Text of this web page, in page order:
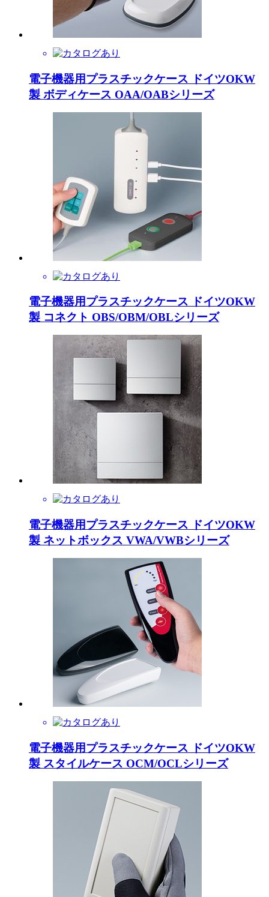
電子機器用プラスチックケース ドイツOKW
製 ボディケース OAA/OABシリーズ
電子機器用プラスチックケース ドイツOKW
製 コネクト OBS/OBM/OBLシリーズ
電子機器用プラスチックケース ドイツOKW
製 ネットボックス VWA/VWBシリーズ
電子機器用プラスチックケース ドイツOKW
製 スタイルケース OCM/OCLシリーズ